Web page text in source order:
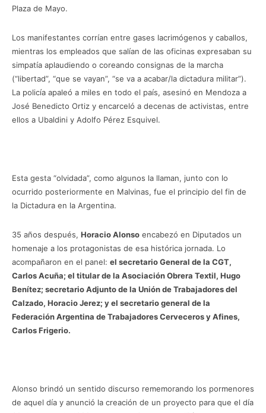
Plaza de Mayo.
Los manifestantes corrían entre gases lacrimógenos y caballos,
mientras los empleados que salían de las oficinas expresaban su
simpatía aplaudiendo o coreando consignas de la marcha
(“libertad”, “que se vayan”, “se va a acabar/la dictadura militar”).
La policía apaleó a miles en todo el país, asesinó en Mendoza a
José Benedicto Ortiz y encarceló a decenas de activistas, entre
ellos a Ubaldini y Adolfo Pérez Esquivel.
Esta gesta “olvidada”, como algunos la llaman, junto con lo
ocurrido posteriormente en Malvinas, fue el principio del fin de
la Dictadura en la Argentina.
35 años después, Horacio Alonso encabezó en Diputados un
homenaje a los protagonistas de esa histórica jornada. Lo
acompañaron en el panel: el secretario General de la CGT,
Carlos Acuña; el titular de la Asociación Obrera Textil, Hugo
Benítez; secretario Adjunto de la Unión de Trabajadores del
Calzado, Horacio Jerez; y el secretario general de la
Federación Argentina de Trabajadores Cerveceros y Afines,
Carlos Frigerio.
Alonso brindó un sentido discurso rememorando los pormenores
de aquel día y anunció la creación de un proyecto para que el día